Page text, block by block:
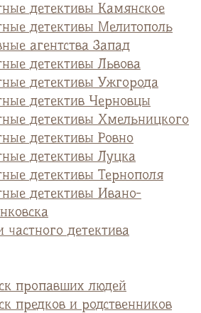
детективы Камянское
детективы Мелитополь
агентства Запад
детективы Львова
детективы Ужгорода
детектив Черновцы
детективы Хмельницкого
детективы Ровно
детективы Луцка
детективы Тернополя
детективы Ивано-
частного детектива
пропавших людей
предков и родственников